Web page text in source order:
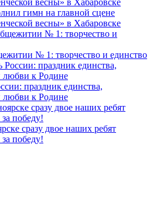
гимн на главной сцене
весны» в Хабаровске
№ 1: творчество и единство
праздник единства,
любви к Родине
сразу двое наших ребят
победу!